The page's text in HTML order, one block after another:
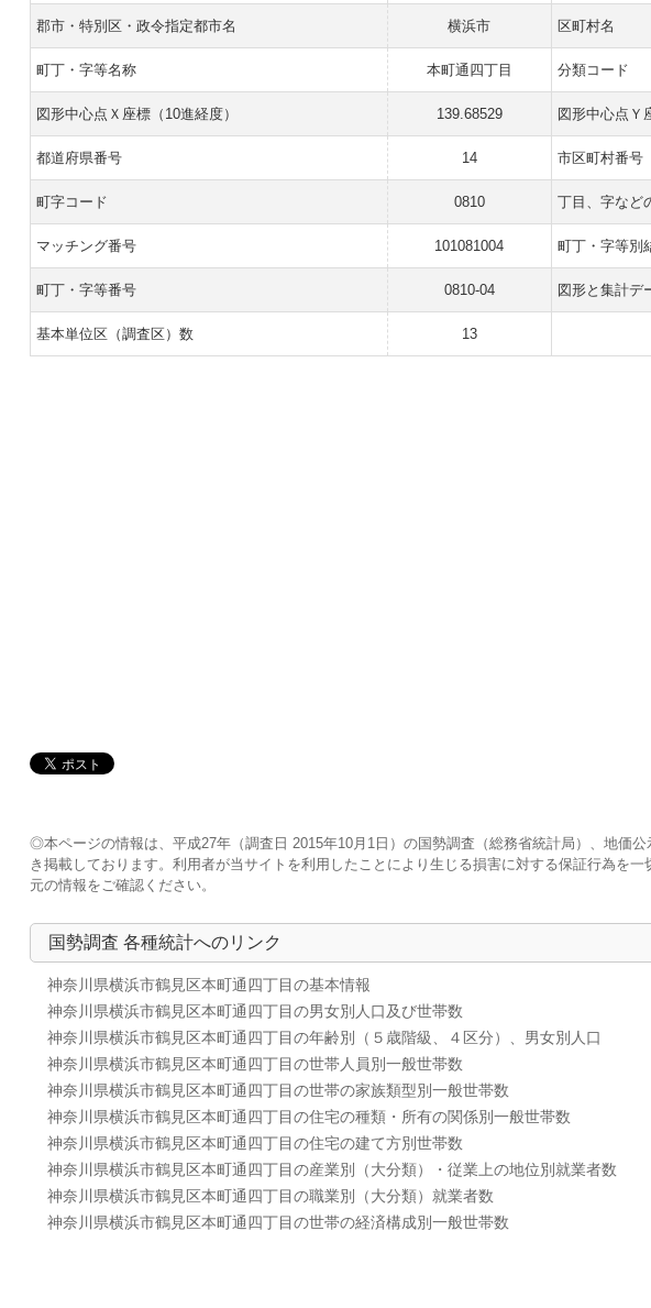
郡市・特別区・政令指定都市名 横浜市 区町村名
町丁・字等名称 本町通四丁目 分類コード
図形中心点Ｘ座標（10進経度） 139.68529 図形中心点Ｙ
都道府県番号 14 市区町村番号
町字コード 0810 丁目、字など
マッチング番号 101081004 町丁・字等別
町丁・字等番号 0810-04 図形と集計デ
基本単位区（調査区）数 13
◎本ページの情報は、平成27年（調査日 2015年10月1日）の国勢調査（総務省統計局）、地価
き掲載しております。利用者が当サイトを利用したことにより生じる損害に対する保証行為を
元の情報をご確認ください。
国勢調査 各種統計へのリンク
神奈川県横浜市鶴見区本町通四丁目の基本情報
神奈川県横浜市鶴見区本町通四丁目の男女別人口及び世帯数
神奈川県横浜市鶴見区本町通四丁目の年齢別（５歳階級、４区分）、男女別人口
神奈川県横浜市鶴見区本町通四丁目の世帯人員別一般世帯数
神奈川県横浜市鶴見区本町通四丁目の世帯の家族類型別一般世帯数
神奈川県横浜市鶴見区本町通四丁目の住宅の種類・所有の関係別一般世帯数
神奈川県横浜市鶴見区本町通四丁目の住宅の建て方別世帯数
神奈川県横浜市鶴見区本町通四丁目の産業別（大分類）・従業上の地位別就業者数
神奈川県横浜市鶴見区本町通四丁目の職業別（大分類）就業者数
神奈川県横浜市鶴見区本町通四丁目の世帯の経済構成別一般世帯数